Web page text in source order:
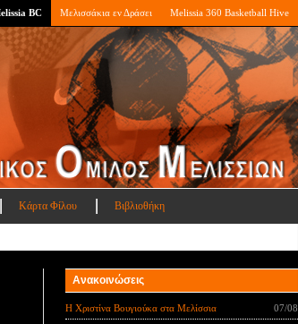
BC Μελισσάκια εν Δράσει Melissia 360 Basketball Hive
Κάρτα Φίλου Βιβλιοθήκη
Ανακοινώσεις
Η Χριστίνα Βουγιούκα στα Μελίσσια 07/08